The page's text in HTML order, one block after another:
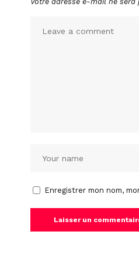
Enregistrer mon nom,